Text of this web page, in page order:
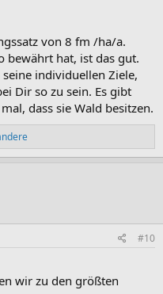
fm Nutzholz und ca 1000
von 8 fm /ha/a.
bewährt hat, ist das gut.
individuellen Ziele,
Dir so zu sein. Es gibt
dass sie Wald besitzen.
#10
wir zu den größten